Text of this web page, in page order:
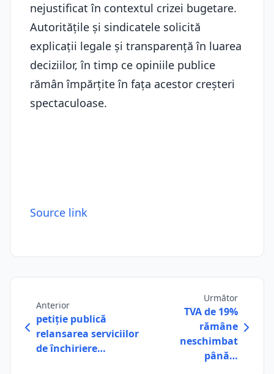
nejustificat în contextul crizei bugetare.
Autoritățile și sindicatele solicită
explicații legale și transparență în luarea
deciziilor, în timp ce opiniile publice
rămân împărțite în fața acestor creșteri
spectaculoase.
Source link
Anterior
petiție publică
relansarea serviciilor
de închiriere…
Următor
TVA de 19%
rămâne
neschimbat
până…